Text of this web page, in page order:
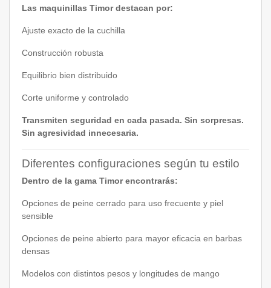
Las maquinillas Timor destacan por:
Ajuste exacto de la cuchilla
Construcción robusta
Equilibrio bien distribuido
Corte uniforme y controlado
Transmiten seguridad en cada pasada. Sin sorpresas.
Sin agresividad innecesaria.
Diferentes configuraciones según tu estilo
Dentro de la gama Timor encontrarás:
Opciones de peine cerrado para uso frecuente y piel
sensible
Opciones de peine abierto para mayor eficacia en barbas
densas
Modelos con distintos pesos y longitudes de mango